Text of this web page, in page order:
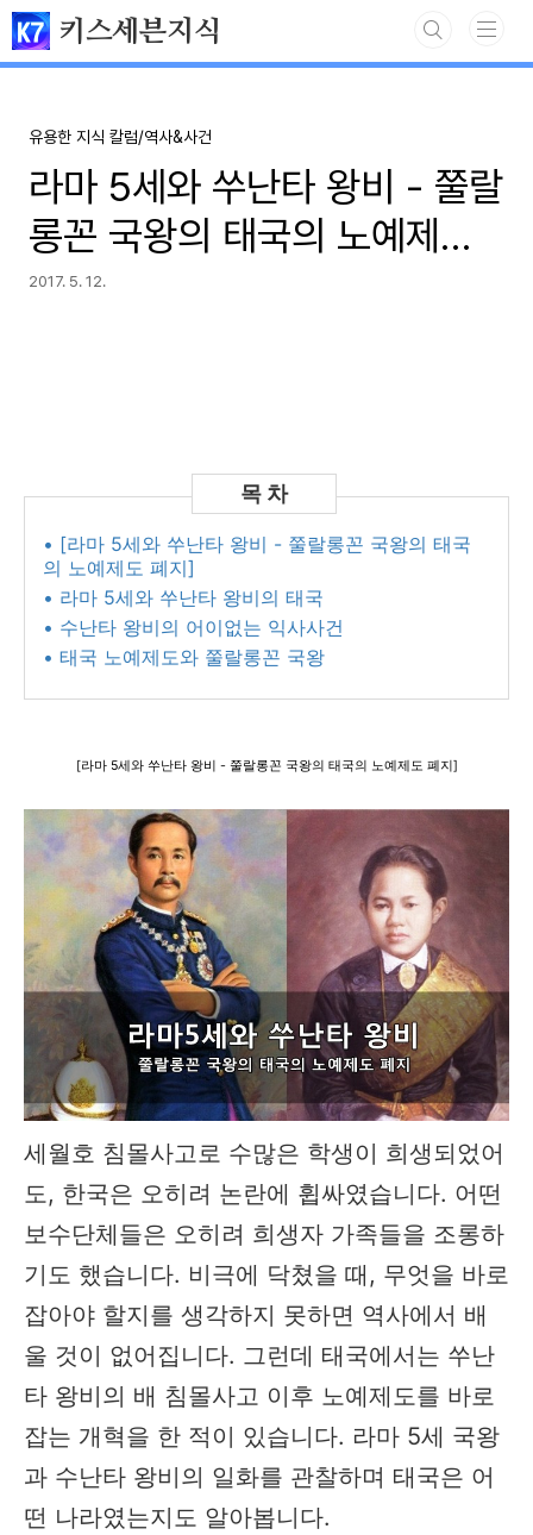
본문 바로가기
키스세븐지식
유용한 지식 칼럼/역사&사건
라마 5세와 쑤난타 왕비 - 쭐랄
롱꼰 국왕의 태국의 노예제도
폐지
2017. 5. 12.
• [라마 5세와 쑤난타 왕비 - 쭐랄롱꼰 국왕의 태국
의 노예제도 폐지]
• 라마 5세와 쑤난타 왕비의 태국
• 수난타 왕비의 어이없는 익사사건
• 태국 노예제도와 쭐랄롱꼰 국왕
[라마 5세와 쑤난타 왕비 - 쭐랄롱꼰 국왕의 태국의 노예제도 폐지]
세월호 침몰사고로 수많은 학생이 희생되었어
도, 한국은 오히려 논란에 휩싸였습니다. 어떤
보수단체들은 오히려 희생자 가족들을 조롱하
기도 했습니다. 비극에 닥쳤을 때, 무엇을 바로
잡아야 할지를 생각하지 못하면 역사에서 배
울 것이 없어집니다. 그런데 태국에서는 쑤난
타 왕비의 배 침몰사고 이후 노예제도를 바로
잡는 개혁을 한 적이 있습니다. 라마 5세 국왕
과 수난타 왕비의 일화를 관찰하며 태국은 어
떤 나라였는지도 알아봅니다.